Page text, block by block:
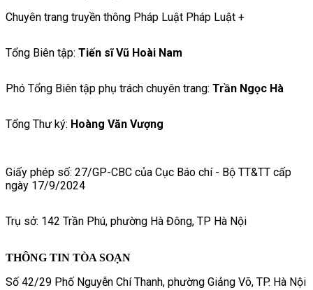
Chuyên trang truyền thông Pháp Luật Pháp Luật +
Tổng Biên tập: Tiến sĩ Vũ Hoài Nam
Phó Tổng Biên tập phụ trách chuyên trang: Trần Ngọc Hà
Tổng Thư ký: Hoàng Văn Vượng
Giấy phép số: 27/GP-CBC của Cục Báo chí - Bộ TT&TT cấp
ngày 17/9/2024
Trụ sở: 142 Trần Phú, phường Hà Đông, TP Hà Nội
THÔNG TIN TÒA SOẠN
Số 42/29 Phố Nguyễn Chí Thanh, phường Giảng Võ, TP. Hà Nội